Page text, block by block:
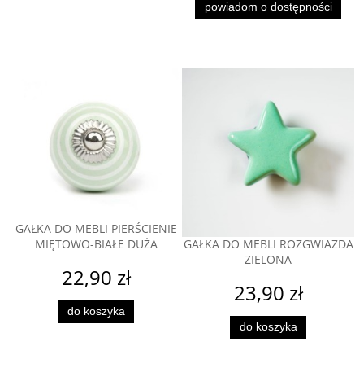
powiadom o dostępności
GAŁKA DO MEBLI PIERŚCIENIE
MIĘTOWO-BIAŁE DUŻA
22,90 zł
do koszyka
GAŁKA DO MEBLI ROZGWIAZDA
ZIELONA
23,90 zł
do koszyka